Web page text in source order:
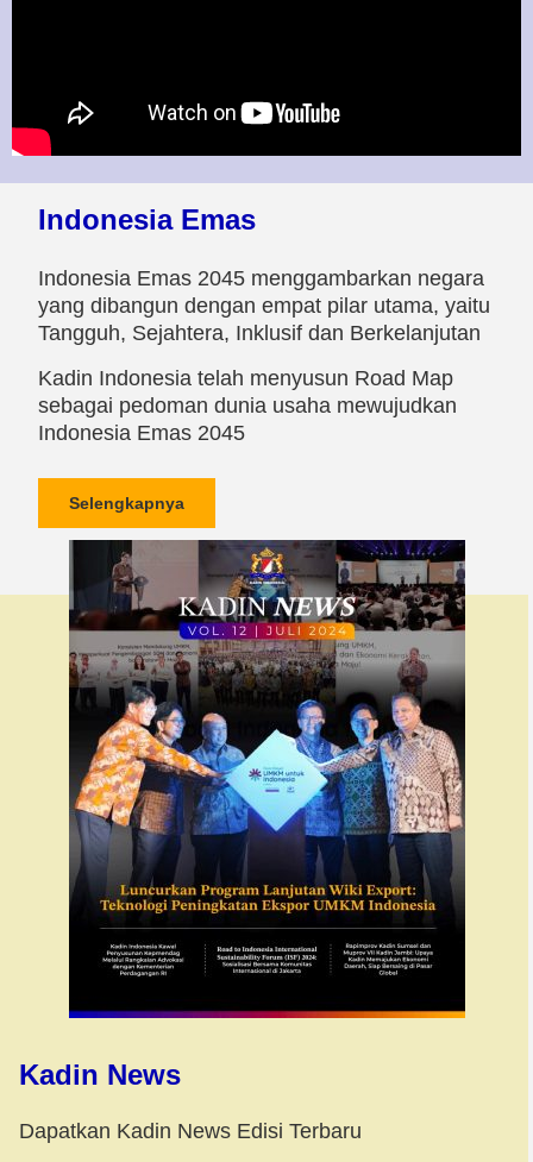
Indonesia Emas
Indonesia Emas 2045 menggambarkan negara
yang dibangun dengan empat pilar utama, yaitu
Tangguh, Sejahtera, Inklusif dan Berkelanjutan
Kadin Indonesia telah menyusun Road Map
sebagai pedoman dunia usaha mewujudkan
Indonesia Emas 2045
Selengkapnya
Kadin News
Dapatkan Kadin News Edisi Terbaru